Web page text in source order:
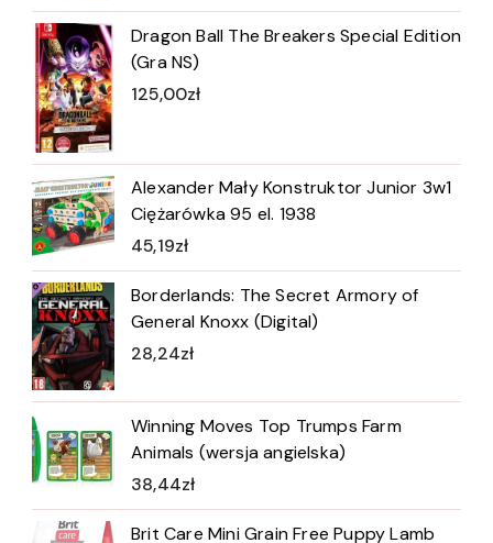
Dragon Ball The Breakers Special Edition
(Gra NS)
125,00zł
Alexander Mały Konstruktor Junior 3w1
Ciężarówka 95 el. 1938
45,19zł
Borderlands: The Secret Armory of
General Knoxx (Digital)
28,24zł
Winning Moves Top Trumps Farm
Animals (wersja angielska)
38,44zł
Brit Care Mini Grain Free Puppy Lamb